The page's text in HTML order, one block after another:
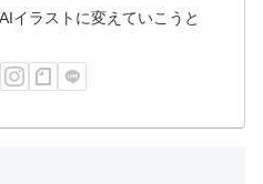
イラストに変えていこうと